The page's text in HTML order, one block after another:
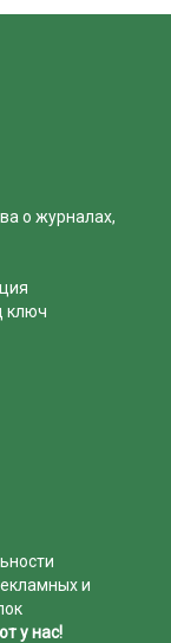
о журналах,
ключ
и
у нас!